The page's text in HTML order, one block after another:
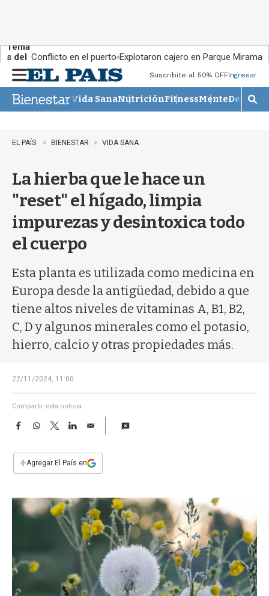
Tema
s del
día:
Conflicto en el puerto Explotaron cajero en Parque Miramar
n
u
Suscribite al 50% OFFIngresar
Vida SanaNutriciónFitnessMente
M
o
a
EL PAÍS BIENESTAR VIDA SANA
La hierba que le hace un
"reset" el hígado, limpia
impurezas y desintoxica todo
el cuerpo
Esta planta es utilizada como medicina en
Europa desde la antigüedad, debido a que
tiene altos niveles de vitaminas A, B1, B2,
C, D y algunos minerales como el potasio,
hierro, calcio y otras propiedades más.
22/11/2024, 11:00
Compartir esta noticia
F
e
b
k
W
s
p
T
w
t
L
n
E
i
l
+Agregar El País en